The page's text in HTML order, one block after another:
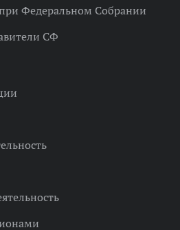
Федеральном Собрании
СФ